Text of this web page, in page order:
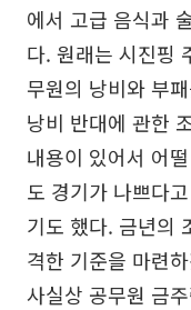
에서 고급 음식과
다. 원래는 시진핑
무원의 낭비와 부
낭비 반대에 관한
내용이 있어서 어
도 경기가 나쁘다
기도 했다. 금년의
격한 기준을 마련
사실상 공무원 금